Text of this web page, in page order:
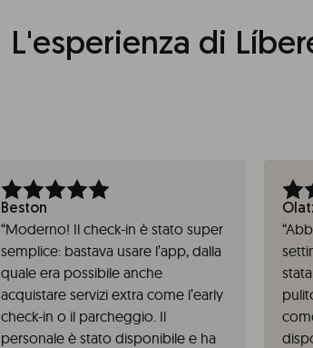
L'esperienza di
Beston
“Moderno! Il check-in è stato super
semplice: bastava usare l’app, dalla
quale era possibile anche
acquistare servizi extra come l’early
check-in o il parcheggio. Il
personale è stato disponibile e ha
“